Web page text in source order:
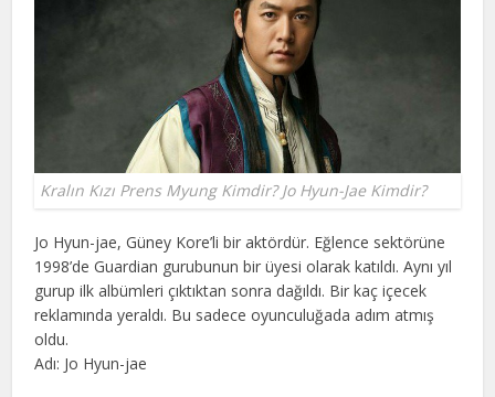
Kralın Kızı Prens Myung Kimdir? Jo Hyun-Jae Kimdir?
Jo Hyun-jae, Güney Kore’li bir aktördür. Eğlence sektörüne
1998’de Guardian gurubunun bir üyesi olarak katıldı. Aynı yıl
gurup ilk albümleri çıktıktan sonra dağıldı. Bir kaç içecek
reklamında yeraldı. Bu sadece oyunculuğada adım atmış
oldu.
Adı: Jo Hyun-jae